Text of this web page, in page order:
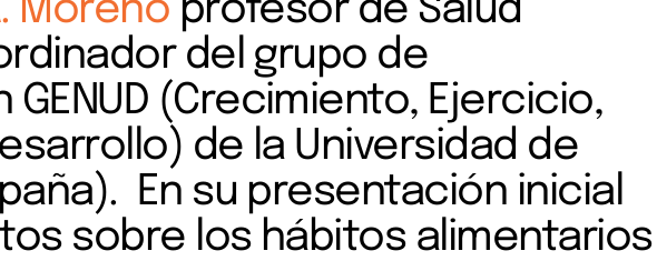
Moreno profesor de Salud
del grupo de
(Crecimiento, Ejercicio,
de la Universidad de
En su presentación inicial
sobre los hábitos alimentarios